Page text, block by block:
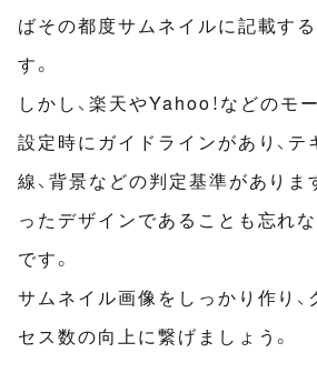
ばその都度サムネイルに記載す
す。
しかし、楽天やYahoo！などのモ
設定時にガイドラインがあり、
線、背景などの判定基準がありま
ったデザインであることも忘れ
です。
サムネイル画像をしっかり作り、
セス数の向上に繋げましょう。